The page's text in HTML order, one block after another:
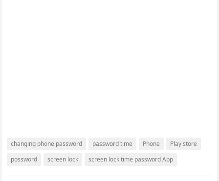
changing phone password password time Phone
Play store
possword
screen lock screen lock time password App